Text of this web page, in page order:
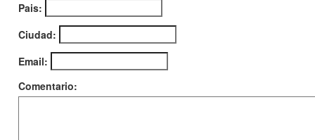
Pais:
Ciudad:
Email:
Comentario: